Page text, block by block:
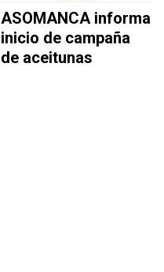
ASOMANCA informa
inicio de campaña
de aceitunas